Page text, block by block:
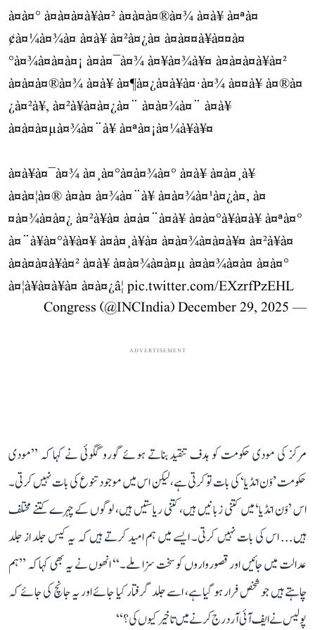
à¤à¤° à¤à¤à¤à¥à¤² à¤à¤à¤®à¤¾ à¤­à¥ à¤ªà¤
¢à¤¼à¤¾à¤ à¤à¥ à¤²à¤¿à¤ à¤à¤¤à¥à¤¤à¤
°à¤¾à¤à¤à¤¡ à¤à¤¯à¤¾ à¤¥à¤¾à¥¤ à¤à¤à¤à¥à¤²
à¤à¤à¤®à¤¾ à¤à¥ à¤¶à¤¿à¤à¥à¤·à¤¾ à¤¤à¥ à¤®à¤
¿à¤²à¥, à¤²à¥à¤à¤¿à¤¨ à¤à¤¾à¤¨ à¤­à¥
à¤à¤à¤µà¤¾à¤¨à¥ à¤ªà¤¡à¤¼à¥à¥¤
à¤à¥à¤¯à¤¾ à¤¸à¤°à¤à¤¾à¤° à¤à¥ à¤à¤¸à¥
à¤à¤¦à¤® à¤à¤ à¤¾à¤¨à¥ à¤à¤¾à¤¹à¤¿à¤, à¤
¤à¤¾à¤à¤¿ à¤²à¥à¤ à¤à¤¨à¤à¥ à¤à¤°à¥à¤à¥ à¤ªà¤°
à¤¨à¥à¤°à¥à¤¥ à¤à¤¸à¥à¤ à¤à¤¾à¤à¤à¥¤ à¤²à¥à¤
à¤à¤à¤à¥à¤² à¤à¥ à¤à¤¾à¤à¤µ à¤à¤¾à¤à¤ à¤à¤°
à¤¦à¥à¤à¥à¤ à¤à¤¿â¦ pic.twitter.com/EXzrfPzEHL
— Congress (@INCIndia)
December 29, 2025
ADVERTISEMENT
مرکز کی مودی حکومت کو ہدف تنقید بناتے ہوئے گورو گگوئی نے کہا کہ ’’مودی
حکومت ’وَن انڈیا‘ کی بات تو کرتی ہے، لیکن اس میں موجود تنوع کی بات نہیں کرتی۔
اس ’وَن انڈیا‘ میں کتنی زبانیں ہیں، کتنی ریاستیں ہیں، لوگوں کے چہرے کتنے مختلف
ہیں... اس کی بات نہیں کرتی۔ ایسے میں ہم امید کرتے ہیں کہ یہ کیس جلد از جلد
عدالت میں جائیں اور قصورواروں کو سخت سزا ملے۔‘‘ انھوں نے یہ بھی کہا کہ ’’ہم
چاہتے ہیں جو شخص فرار ہو گیا ہے، اسے جلد گرفتار کیا جائے اور یہ جانچ کی جائے کہ
پولیس نے ایف آئی آر درج کرنے میں تاخیر کیوں کی؟‘‘